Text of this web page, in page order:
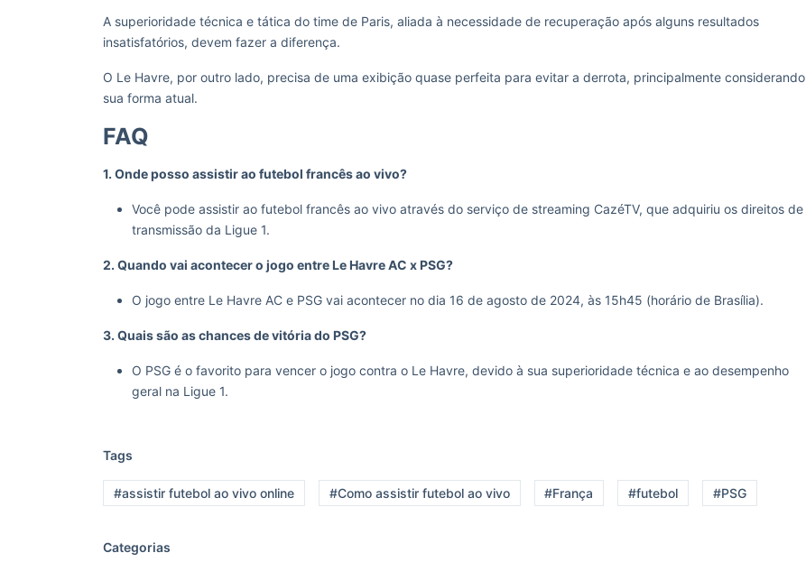
A superioridade técnica e tática do time de Paris, aliada à necessidade de recuperação após alguns resultados
insatisfatórios, devem fazer a diferença.
O Le Havre, por outro lado, precisa de uma exibição quase perfeita para evitar a derrota, principalmente considerando
sua forma atual.
FAQ
1. Onde posso assistir ao futebol francês ao vivo?
Você pode assistir ao futebol francês ao vivo através do serviço de streaming CazéTV, que adquiriu os direitos de
transmissão da Ligue 1.
2. Quando vai acontecer o jogo entre Le Havre AC x PSG?
O jogo entre Le Havre AC e PSG vai acontecer no dia 16 de agosto de 2024, às 15h45 (horário de Brasília).
3. Quais são as chances de vitória do PSG?
O PSG é o favorito para vencer o jogo contra o Le Havre, devido à sua superioridade técnica e ao desempenho
geral na Ligue 1.
Tags
#assistir futebol ao vivo online #Como assistir futebol ao vivo #França #futebol #PSG
Categorias